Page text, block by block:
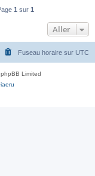
1 sur 1
Aller
Fuseau horaire sur UTC
Limited